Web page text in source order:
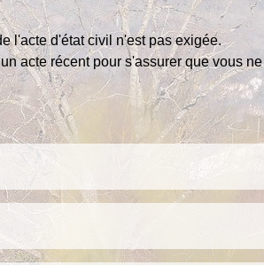
l'acte d'état civil n'est pas exigée.
acte récent pour s'assurer que vous ne